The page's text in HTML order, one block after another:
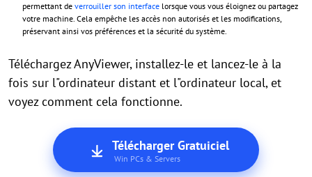
permettant de verrouiller son interface lorsque vous vous éloignez ou partagez
votre machine. Cela empêche les accès non autorisés et les modifications,
préservant ainsi vos préférences et la sécurité du système.
Téléchargez AnyViewer, installez-le et lancez-le à la
fois sur l"ordinateur distant et l"ordinateur local, et
voyez comment cela fonctionne.
Télécharger Gratuiciel
Win PCs & Servers